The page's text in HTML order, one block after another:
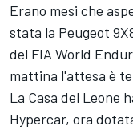
Erano mesi che
stata la Peugeot
del FIA World
mattina l'attesa è
La Casa del Leone
Hypercar, ora